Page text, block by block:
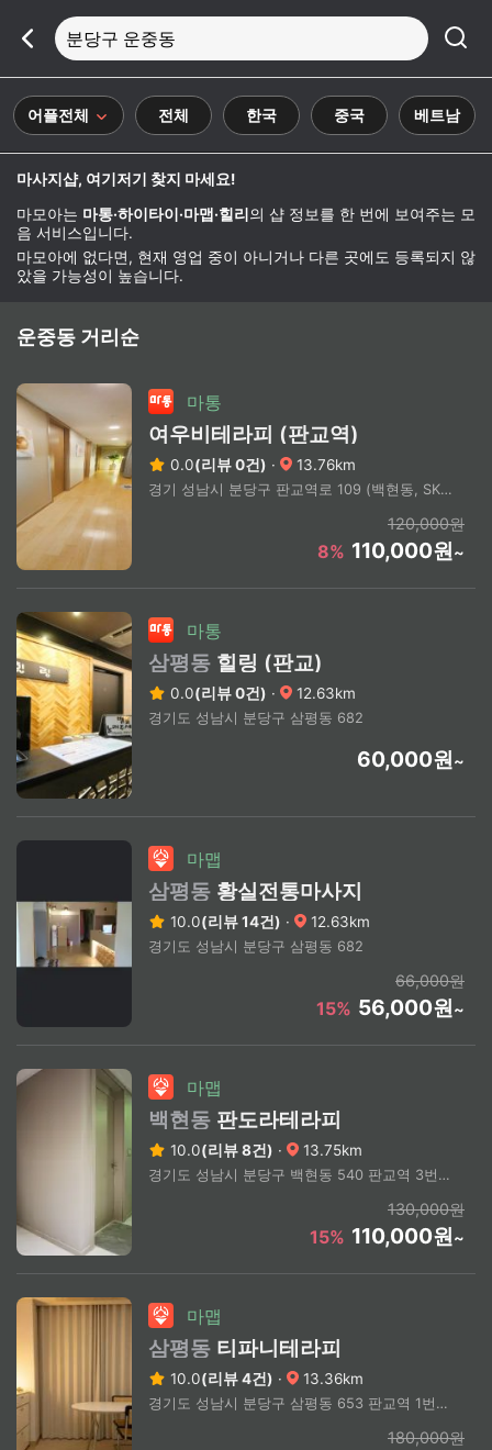
분당구 운중동
어플전체 전체 한국 중국 베트남
마사지샵, 여기저기 찾지 마세요!
마모아는 마통·하이타이·마맵·힐리 의 샵 정보를 한 번에 보여주는 모
음 서비스입니다.
마모아에 없다면, 현재 영업 중이 아니거나 다른 곳에도 등록되지 않
았을 가능성이 높습니다.
운중동 거리순
마통
여우비테라피 (판교역)
0.0(리뷰 0건) · 13.76km
경기 성남시 분당구 판교역로 109 (백현동, SK HUB 오피스텔)
120,000원
8% 110,000원~
마통
삼평동 힐링 (판교)
0.0(리뷰 0건) · 12.63km
경기도 성남시 분당구 삼평동 682
60,000원~
마맵
삼평동 황실전통마사지
10.0(리뷰 14건) · 12.63km
경기도 성남시 분당구 삼평동 682
66,000원
15% 56,000원~
마맵
백현동 판도라테라피
10.0(리뷰 8건) · 13.75km
경기도 성남시 분당구 백현동 540 판교역 3번출구 도보3분
130,000원
15% 110,000원~
마맵
삼평동 티파니테라피
10.0(리뷰 4건) · 13.36km
경기도 성남시 분당구 삼평동 653 판교역 1번출구 도보3분
180,000원